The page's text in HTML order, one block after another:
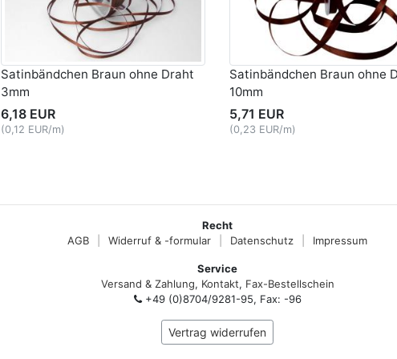
Satinbändchen Braun ohne Draht
3mm
6,18 EUR
(0,12 EUR/m)
Satinbändchen Braun ohne
10mm
5,71 EUR
(0,23 EUR/m)
Recht
AGB
Widerruf & -formular Datenschutz Impressum
Service
Versand & Zahlung, Kontakt, Fax-Bestellschein
+49 (0)8704/9281-95, Fax: -96
Vertrag widerrufen